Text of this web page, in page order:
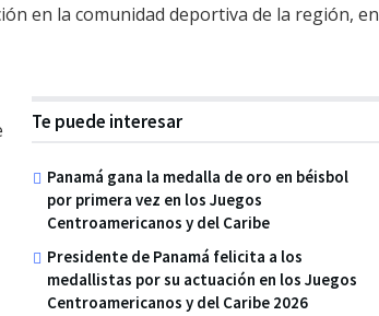
en la comunidad deportiva de la región, en
Te puede interesar
Panamá gana la medalla de oro en béisbol
por primera vez en los Juegos
Centroamericanos y del Caribe
Presidente de Panamá felicita a los
medallistas por su actuación en los Juegos
Centroamericanos y del Caribe 2026